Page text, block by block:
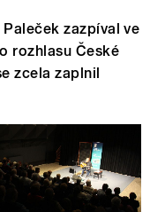
zazpíval ve
rozhlasu České
zcela zaplnil